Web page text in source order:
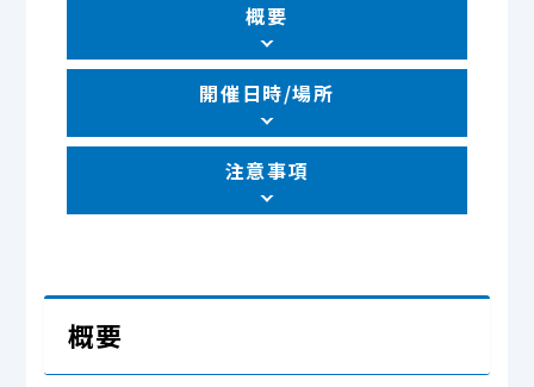
概要
開催日時/場所
注意事項
概要